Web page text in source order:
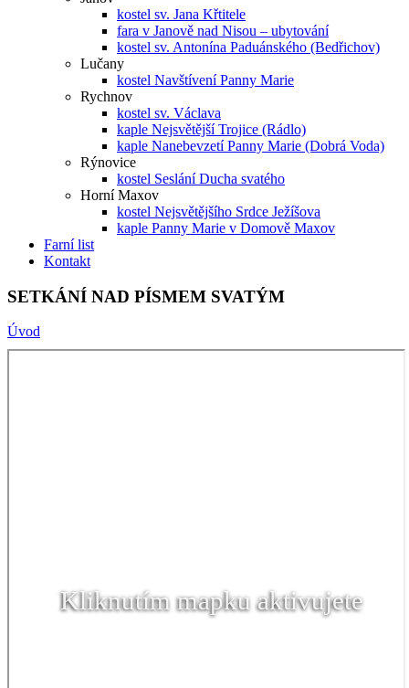
kostel sv. Jana Křtitele
fara v Janově nad Nisou – ubytování
kostel sv. Antonína Paduánského (Bedřichov)
Lučany
kostel Navštívení Panny Marie
Rychnov
kostel sv. Václava
kaple Nejsvětější Trojice (Rádlo)
kaple Nanebevzetí Panny Marie (Dobrá Voda)
Rýnovice
kostel Seslání Ducha svatého
Horní Maxov
kostel Nejsvětějšího Srdce Ježíšova
kaple Panny Marie v Domově Maxov
Farní list
Kontakt
SETKÁNÍ NAD PÍSMEM SVATÝM
Úvod
Kliknutím mapku aktivujete